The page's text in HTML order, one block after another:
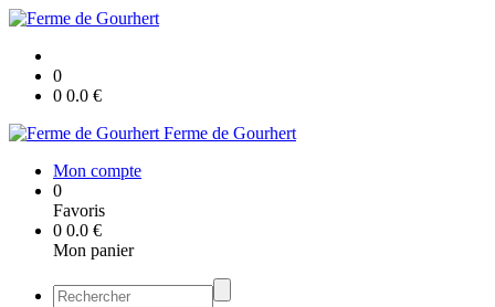
0
0 0.0 €
Ferme de Gourhert
Mon compte
0
Favoris
0 0.0 €
Mon panier